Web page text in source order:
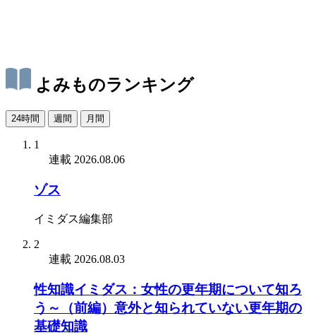
よみものランキング
24時間 週間 月間
1
連載 2026.08.06
ゾス
イミダス編集部
2
連載 2026.08.03
性知識イミダス：女性の更年期について知ろ
う～（前編）意外と知られていない更年期の
基礎知識